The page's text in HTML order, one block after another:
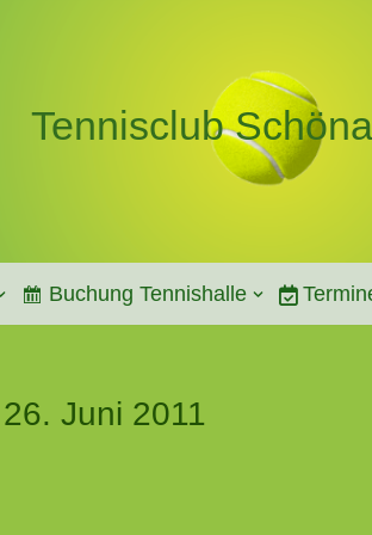
Tennisclub
Buchung Tennishalle
Juni 2011